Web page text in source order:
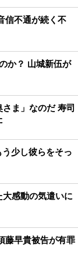
信不通が続く不
か？ 山城新伍が
ま」なのだ 寿司
少し彼らをそっ
感動の気遣いに
藤早貴被告が有罪